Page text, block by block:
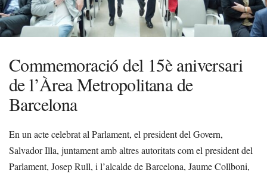
Commemoració del 15è aniversari
de l’Àrea Metropolitana de
Barcelona
En un acte celebrat al Parlament, el president del Govern,
Salvador Illa, juntament amb altres autoritats com el president del
Parlament, Josep Rull, i l’alcalde de Barcelona, Jaume Collboni,